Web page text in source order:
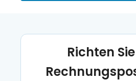
Richten